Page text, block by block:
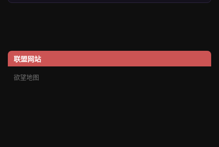
联盟网站
欲望地图